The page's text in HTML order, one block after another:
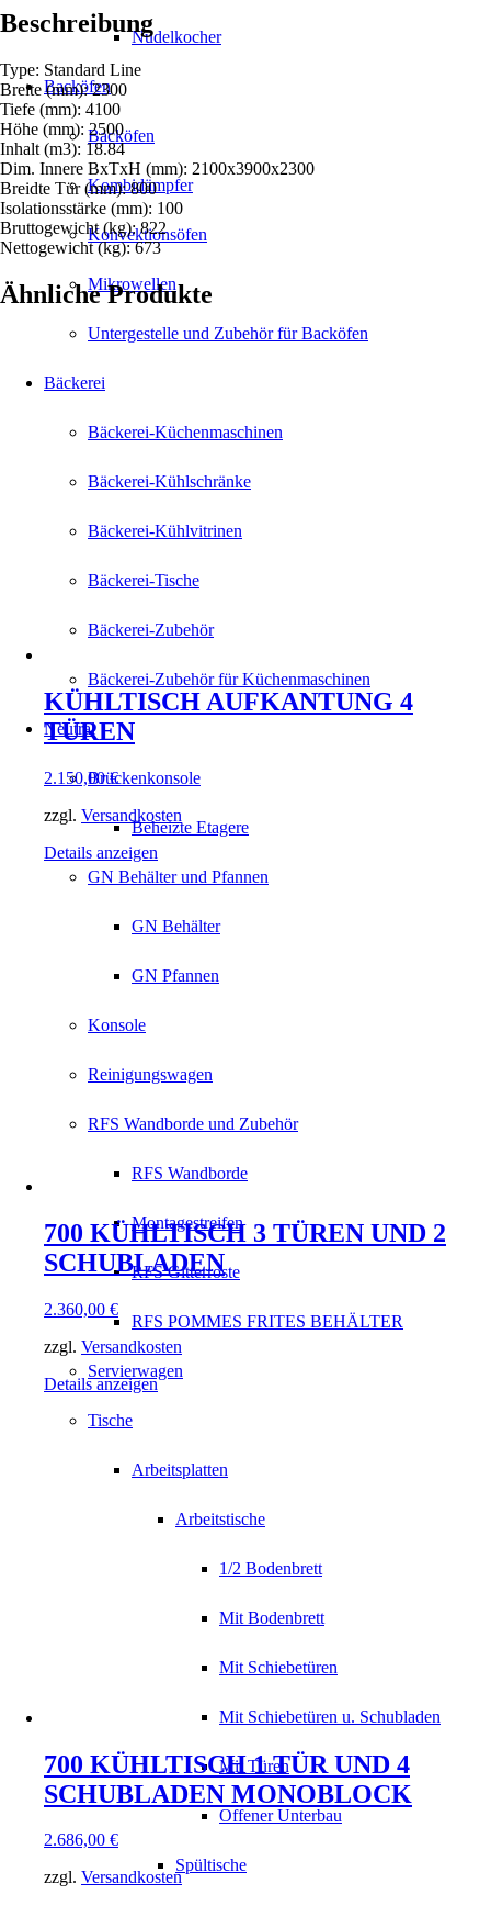
Nudelkocher
Backöfen
Backöfen
Kombidämpfer
Konvektionsöfen
Mikrowellen
Untergestelle und Zubehör für Backöfen
Bäckerei
Bäckerei-Küchenmaschinen
Bäckerei-Kühlschränke
Bäckerei-Kühlvitrinen
Bäckerei-Tische
Bäckerei-Zubehör
Bäckerei-Zubehör für Küchenmaschinen
Neutral
Brückenkonsole
Beheizte Etagere
GN Behälter und Pfannen
GN Behälter
GN Pfannen
Konsole
Reinigungswagen
RFS Wandborde und Zubehör
RFS Wandborde
Montagestreifen
RFS Gitterroste
RFS POMMES FRITES BEHÄLTER
Servierwagen
Tische
Arbeitsplatten
Arbeitstische
1/2 Bodenbrett
Mit Bodenbrett
Mit Schiebetüren
Mit Schiebetüren u. Schubladen
Mit Türen
Offener Unterbau
Spültische
Beschreibung
Type: Standard Line
Breite (mm): 2300
Tiefe (mm): 4100
Höhe (mm): 2500
Inhalt (m3): 18.84
Dim. Innere BxTxH (mm): 2100x3900x2300
Breidte Tür (mm): 800
Isolationsstärke (mm): 100
Bruttogewicht (kg): 822
Nettogewicht (kg): 673
Ähnliche Produkte
KÜHLTISCH AUFKANTUNG 4
TÜREN
2.150,00€
zzgl. Versandkosten
Details anzeigen
700 KÜHLTISCH 3 TÜREN UND 2
SCHUBLADEN
2.360,00 €
zzgl. Versandkosten
Details anzeigen
700 KÜHLTISCH 1 TÜR UND 4
SCHUBLADEN MONOBLOCK
2.686,00 €
zzgl. Versandkosten